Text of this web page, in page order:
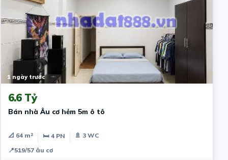
1 ngày trước
6.6 Tỷ
Bán nhà Âu cơ hẻm 5m ô tô
📐 64 m² 🛏 4 PN
🚿 3 WC
📍519/57 âu cơ